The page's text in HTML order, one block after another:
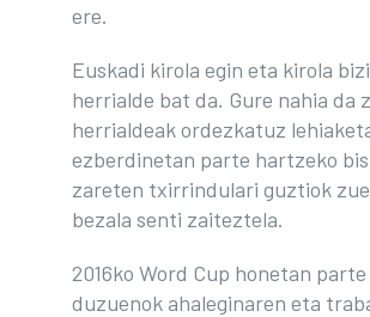
ere.
Euskadi kirola egin eta kirola
herrialde bat da. Gure nahia da
herrialdeak ordezkatuz
ezberdinetan parte hartzeko
zareten txirrindulari guztiok
bezala senti zaiteztela.
2016ko Word Cup honetan
duzuenok ahaleginaren eta